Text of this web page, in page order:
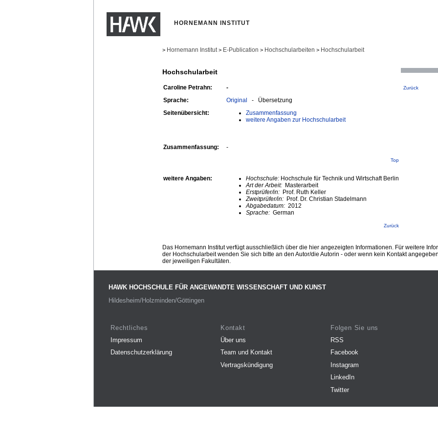
HORNEMANN INSTITUT
> Hornemann Institut > E-Publication > Hochschularbeiten > Hochschularbeit
Hochschularbeit
Caroline Petrahn: - Zurück
Sprache: Original - Übersetzung
Seitenübersicht:
Zusammenfassung
weitere Angaben zur Hochschularbeit
Zusammenfassung: -
Top
weitere Angaben: Hochschule: Hochschule für Technik und Wirtschaft Berlin
Art der Arbeit: Masterarbeit
Erstprüfer/in: Prof. Ruth Keller
Zweitprüfer/in: Prof. Dr. Christian Stadelmann
Abgabedatum: 2012
Sprache: German
Zurück
Das Hornemann Institut verfügt ausschließlich über die hier angezeigten Informationen. Für weitere
der Hochschularbeit wenden Sie sich bitte an den Autor/die Autorin - oder wenn kein Kontakt
der jeweiligen Fakultäten.
HAWK HOCHSCHULE FÜR ANGEWANDTE WISSENSCHAFT UND KUNST
Hildesheim/Holzminden/Göttingen
Rechtliches
Impressum
Datenschutzerklärung
Kontakt
Über uns
Team und Kontakt
Vertragskündigung
Folgen Sie uns
RSS
Facebook
Instagram
LinkedIn
Twitter